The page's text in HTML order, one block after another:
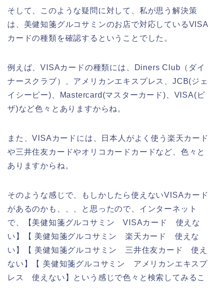
そして、このような疑問に対して、私が思う解決策
は、美健知箋グルコサミンのお店で対応しているVISA
カードの種類を確認するということでした。
例えば、VISAカードの種類には、Diners Club（ダイ
ナースクラブ）、アメリカンエキスプレス、JCB(ジェ
イシービー)、Mastercard(マスターカード)、VISA(ビ
ザ)など色々とありますからね。
また、VISAカードには、日本人がよく使う楽天カード
や三井住友カードやオリコカードカードなど、色々と
ありますからね。
そのような感じで、もしかしたら使えないVISAカード
があるのかも、、、と思ったので、インターネット
で、【美健知箋グルコサミン VISAカード 使えな
い】【 美健知箋グルコサミン 楽天カード 使えな
い】【 美健知箋グルコサミン 三井住友カード 使え
ない】【 美健知箋グルコサミン アメリカンエキスプ
レス 使えない】という感じで色々と検索してみるこ